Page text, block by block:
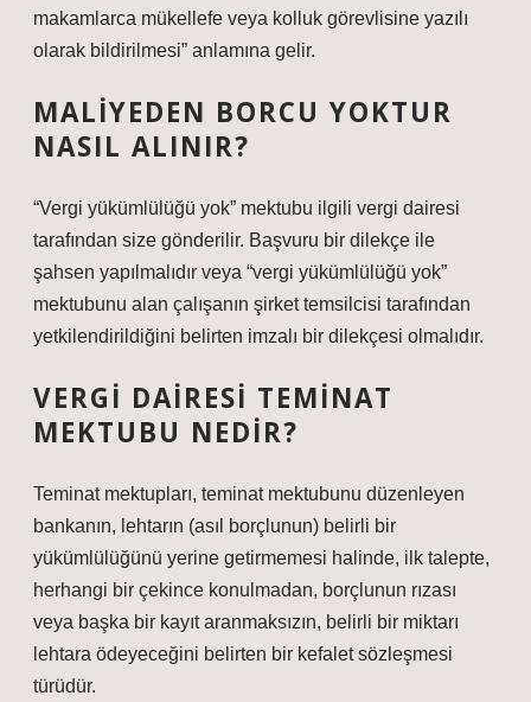
makamlarca mükellefe veya kolluk görevlisine yazılı
olarak bildirilmesi” anlamına gelir.
MALIYEDEN BORCU YOKTUR
NASIL ALINIR?
“Vergi yükümlülüğü yok” mektubu ilgili vergi dairesi
tarafından size gönderilir. Başvuru bir dilekçe ile
şahsen yapılmalıdır veya “vergi yükümlülüğü yok”
mektubunu alan çalışanın şirket temsilcisi tarafından
yetkilendirildiğini belirten imzalı bir dilekçesi olmalıdır.
VERGI DAIRESI TEMINAT
MEKTUBU NEDIR?
Teminat mektupları, teminat mektubunu düzenleyen
bankanın, lehtarın (asıl borçlunun) belirli bir
yükümlülüğünü yerine getirmemesi halinde, ilk talepte,
herhangi bir çekince konulmadan, borçlunun rızası
veya başka bir kayıt aranmaksızın, belirli bir miktarı
lehtara ödeyeceğini belirten bir kefalet sözleşmesi
türüdür.